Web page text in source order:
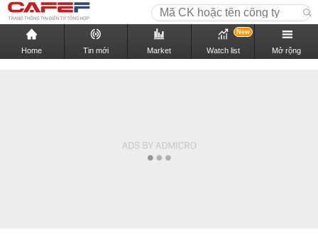
Home Tin mới Market Watch list
New
Mở rộng